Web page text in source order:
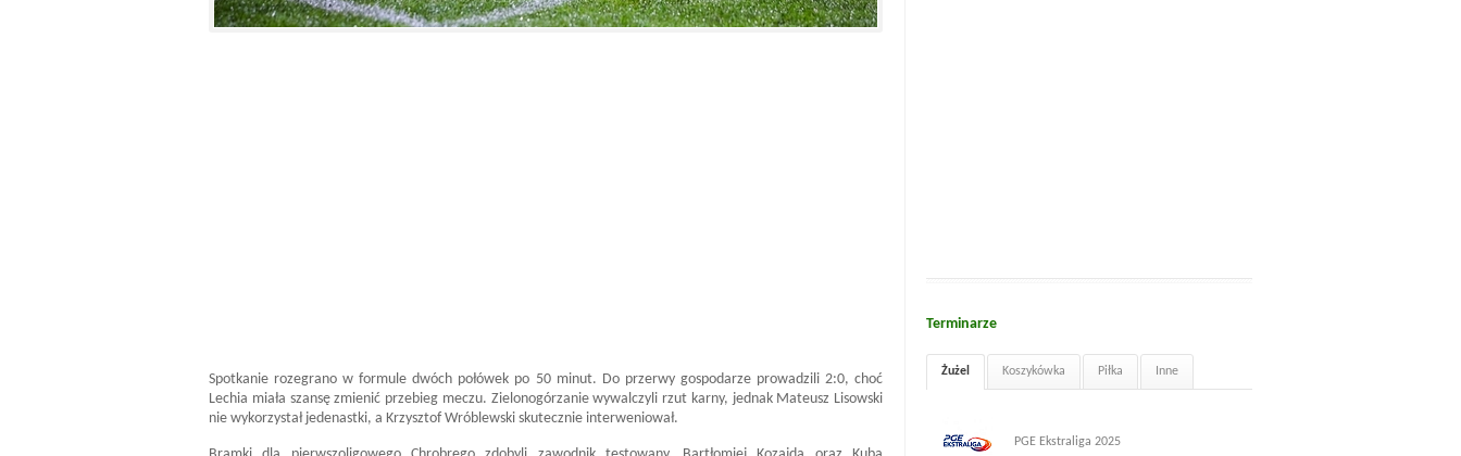
Spotkanie rozegrano w formule dwóch połówek po 50 minut. Do przerwy gospodarze prowadzili 2:0, choć
Lechia miała szansę zmienić przebieg meczu. Zielonogórzanie wywalczyli rzut karny, jednak Mateusz Lisowski
nie wykorzystał jedenastki, a Krzysztof Wróblewski skutecznie interweniował.
Terminarze
Żużel Koszykówka Piłka Inne
PGE Ekstraliga 2025